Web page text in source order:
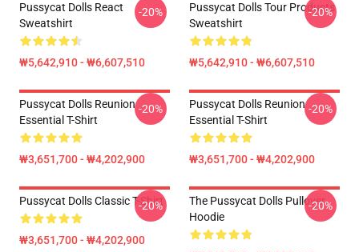
Pussycat Dolls React
Sweatshirt
₩5,642,910 - ₩6,607,510
-20%
Pussycat Dolls Tour Products
Sweatshirt
₩5,642,910 - ₩6,607,510
-20%
Pussycat Dolls Reunion
Essential T-Shirt
₩3,651,700 - ₩4,202,900
-20%
Pussycat Dolls Reunion
Essential T-Shirt
₩3,651,700 - ₩4,202,900
-20%
Pussycat Dolls Classic T-Shirt
₩3,651,700 - ₩4,202,900
-20%
The Pussycat Dolls Pullover
Hoodie
-20%